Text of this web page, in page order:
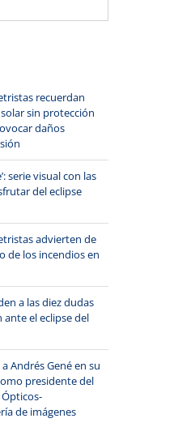
recuerdan
sin protección
daños
serie visual con las
del eclipse
advierten de
de los incendios en
a las diez dudas
el eclipse del
Andrés Gené en su
presidente del
de imágenes